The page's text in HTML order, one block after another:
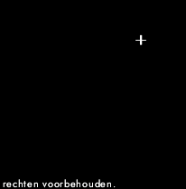
voorbehouden.